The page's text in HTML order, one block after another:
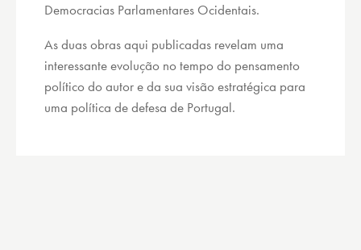
Democracias Parlamentares Ocidentais.
As duas obras aqui publicadas revelam uma
interessante evolução no tempo do pensamento
político do autor e da sua visão estratégica para
uma política de defesa de Portugal.